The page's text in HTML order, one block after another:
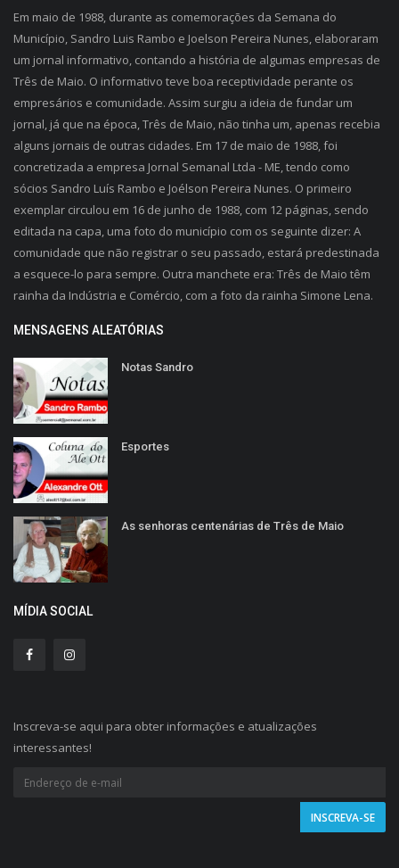
Em maio de 1988, durante as comemorações da Semana do
Município, Sandro Luis Rambo e Joelson Pereira Nunes, elaboraram
um jornal informativo, contando a história de algumas empresas de
Três de Maio. O informativo teve boa receptividade perante os
empresários e comunidade. Assim surgiu a ideia de fundar um
jornal, já que na época, Três de Maio, não tinha um, apenas recebia
alguns jornais de outras cidades. Em 17 de maio de 1988, foi
concretizada a empresa Jornal Semanal Ltda - ME, tendo como
sócios Sandro Luís Rambo e Joélson Pereira Nunes. O primeiro
exemplar circulou em 16 de junho de 1988, com 12 páginas, sendo
editada na capa, uma foto do município com os seguinte dizer: A
comunidade que não registrar o seu passado, estará predestinada
a esquece-lo para sempre. Outra manchete era: Três de Maio têm
rainha da Indústria e Comércio, com a foto da rainha Simone Lena.
MENSAGENS ALEATÓRIAS
Notas Sandro
Esportes
As senhoras centenárias de Três de Maio
MÍDIA SOCIAL
Inscreva-se aqui para obter informações e atualizações
interessantes!